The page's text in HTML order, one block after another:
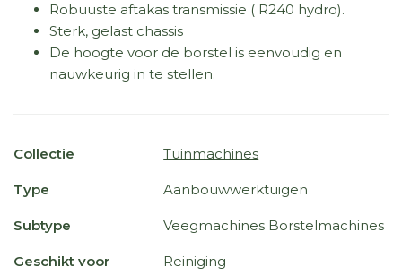
Robuuste aftakas transmissie ( R240 hydro).
Sterk, gelast chassis
De hoogte voor de borstel is eenvoudig en
nauwkeurig in te stellen.
Collectie Tuinmachines
Type Aanbouwwerktuigen
Subtype Veegmachines Borstelmachines
Geschikt voor Reiniging